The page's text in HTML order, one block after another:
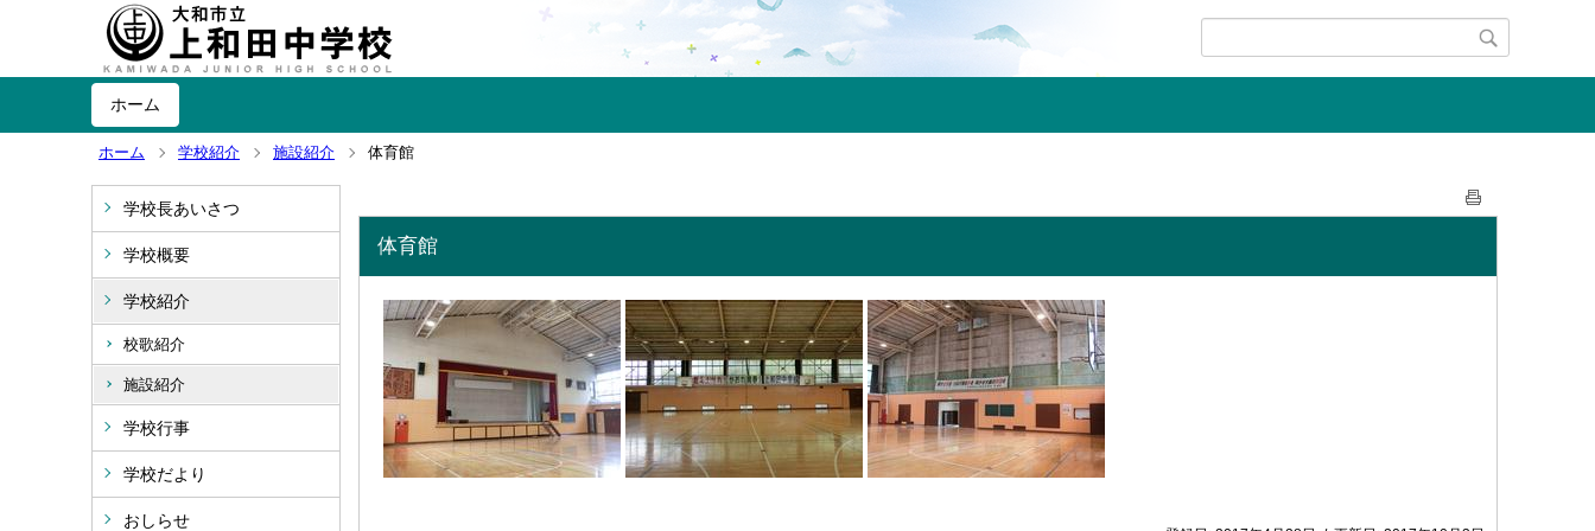
ホーム
ホーム 学校紹介 施設紹介 体育館
学校長あいさつ
学校概要
学校紹介
校歌紹介
施設紹介
学校行事
学校だより
おしらせ
体育館